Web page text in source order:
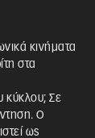
κινήματα
στα
κύκλου; Σε
Ο
ως